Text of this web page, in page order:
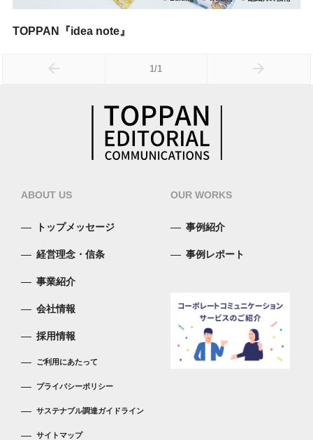
TOPPAN『idea note』
1/1
ABOUT US
トップメッセージ
経営理念・信条
事業紹介
会社情報
採用情報
ご利用にあたって
プライバシーポリシー
サステナブル調達ガイドライン
サイトマップ
OUR WORKS
事例紹介
事例レポート